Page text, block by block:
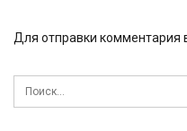
Для отправки комментария